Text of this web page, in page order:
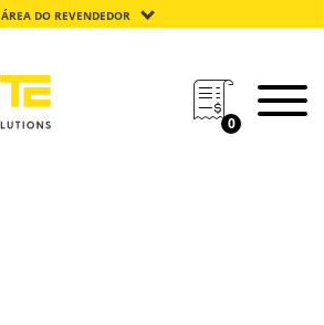
ÁREA DO REVENDEDOR
0